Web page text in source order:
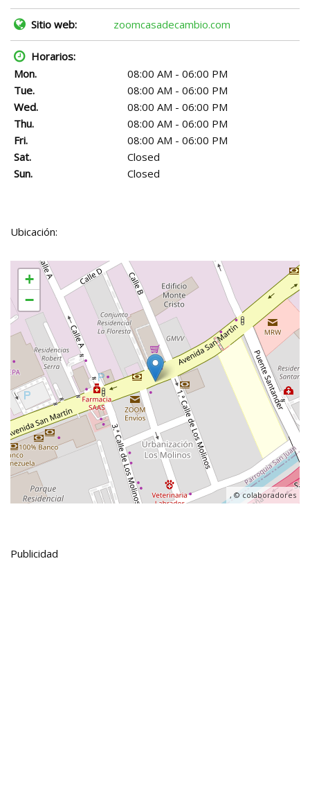
Sitio web: zoomcasadecambio.com
Horarios:
Mon.
08:00 AM - 06:00 PM
Tue.
08:00 AM - 06:00 PM
Wed.
08:00 AM - 06:00 PM
Thu.
08:00 AM - 06:00 PM
Fri.
08:00 AM - 06:00 PM
Sat.
Closed
Sun.
Closed
Ubicación:
+
−
, © colaboradores
Publicidad